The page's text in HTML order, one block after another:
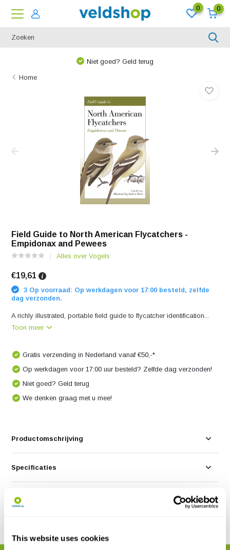
This website uses cookies
0 0
Niet goed? Geld terug
Home
Field Guide to North American Flycatchers -
Empidonax and Pewees
Alles over Vogels
€19,61
3 Op voorraad: Op werkdagen voor 17:00 besteld, zelfde
dag verzonden.
A richly illustrated, portable field guide to flycatcher identification...
Toon meer
Gratis verzending in Nederland vanaf €50,-*
Op werkdagen voor 17:00 uur besteld? Zelfde dag verzonden!
Niet goed? Geld terug
We denken graag met u mee!
Productomschrijving
Specificaties
Reviews